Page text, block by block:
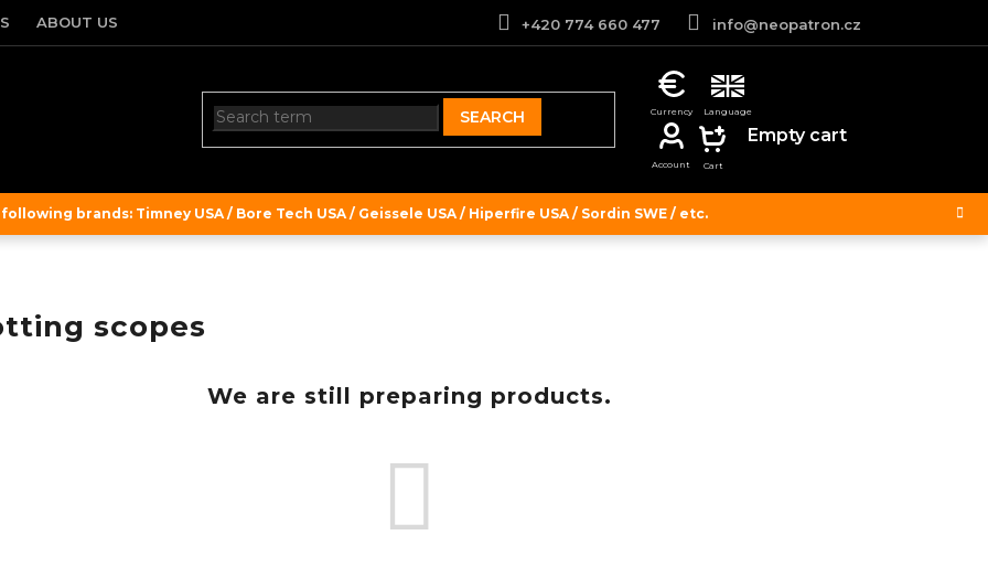
brands: Timney USA / Bore Tech USA / Geissele USA / Hiperfire USA / Sordin SWE / etc.
+420 774 660 477 info@neopatron.cz
ABOUT US
SEARCH
SHOPPING
CART
Empty cart
scopes
We are still preparing products.